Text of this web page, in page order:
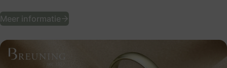
Meer informatie Ontwerp of kies jullie ideale trouwringen